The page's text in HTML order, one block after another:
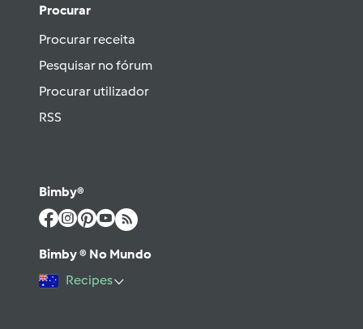
Procurar
Procurar receita
Pesquisar no fórum
Procurar utilizador
RSS
Bimby®
Bimby ® No Mundo
Recipes